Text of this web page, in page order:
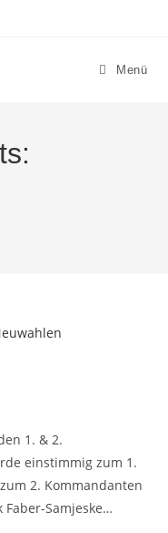
Menü
1. & 2.
einstimmig zum 1.
2. Kommandanten
Samjeske…